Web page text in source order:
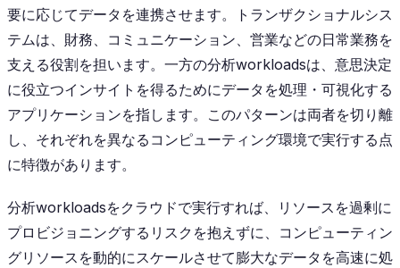
要に応じてデータを連携させます。トランザクショナルシス
テムは、財務、コミュニケーション、営業などの日常業務を
支える役割を担います。一方の分析workloadsは、意思決定
に役立つインサイトを得るためにデータを処理・可視化する
アプリケーションを指します。このパターンは両者を切り離
し、それぞれを異なるコンピューティング環境で実行する点
に特徴があります。
分析workloadsをクラウドで実行すれば、リソースを過剰に
プロビジョニングするリスクを抱えずに、コンピューティン
グリソースを動的にスケールさせて膨大なデータを高速に処